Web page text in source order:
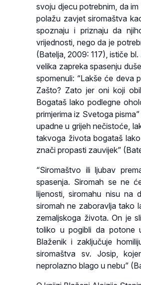
svoju djecu potrebnim, da
polažu zavjet siromaštva
spoznaju i priznaju da
vrijednosti, nego da je
(Batelja, 2009: 117), ističe
velika zapreka spasenju
spomenuli: “Lakše će deva
Zašto? Zato jer oni koji
Bogataš lako podlegne
primjerima iz Svetoga
upadne u grijeh nečistoće,
takvoga života bogataš
znači propasti zauvijek”
“Siromaštvo ili ljubav
spasenja. Siromah se ne
lijenosti, siromahu nisu na
siromah ne zaboravlja tako
zemaljskoga života. On je
toliko u pogibli da potone
Blaženik i zaključuje
siromaštva sv. Josip,
neprolazno blago u nebu”